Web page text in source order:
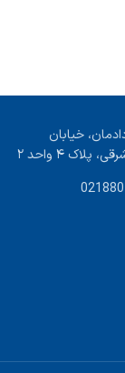
خیابان
۴ واحد ۲